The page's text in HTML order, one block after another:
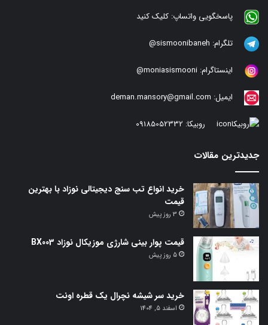
پاسخگویی واتساپ: کلیک کنید
تلگرام: sismoonibaneh@
اینستاگرام: moniasismooni@
ایمیل: deman.mansory@gmail.com
روبیکا: 09185052332
جدیدترین مقالات
خرید انواع تب سنج دیجیتالی نوزاد با بهترین
قیمت
3 روز پیش
قیمت پوار بینی شارژی موزیکال نوزاد BX003
5 روز پیش
خرید سر شیشه نچرال یک قطره اونت
اسفند 5, 1404